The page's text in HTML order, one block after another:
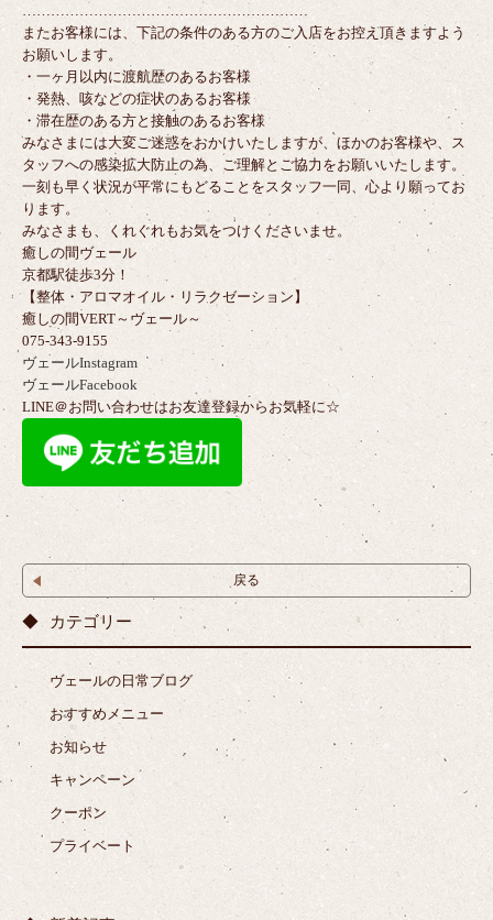
……………………………………………………
またお客様には、下記の条件のある方のご入店をお控え頂きますよう
お願いします。
・一ヶ月以内に渡航歴のあるお客様
・発熱、咳などの症状のあるお客様
・滞在歴のある方と接触のあるお客様
みなさまには大変ご迷惑をおかけいたしますが、ほかのお客様や、ス
タッフへの感染拡大防止の為、ご理解とご協力をお願いいたします。
一刻も早く状況が平常にもどることをスタッフ一同、心より願ってお
ります。
みなさまも、くれぐれもお気をつけくださいませ。
癒しの間ヴェール
京都駅徒歩3分！
【整体・アロマオイル・リラクゼーション】
癒しの間VERT～ヴェール～
075-343-9155
ヴェールInstagram
ヴェールFacebook
LINE＠お問い合わせはお友達登録からお気軽に☆
戻る
カテゴリー
ヴェールの日常ブログ
おすすめメニュー
お知らせ
キャンペーン
クーポン
プライベート